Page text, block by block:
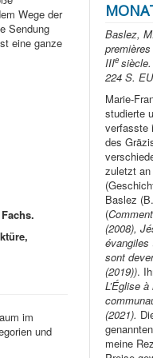
Wege der
Sendung
eine ganze
im
und
Baslez,
IIIe
224 S.
Marie-
studierte
verfasste
des
zuletzt an
Baslez
(
(2008),
évangiles
sont
(2019)).
L’Église
(2021).
meine